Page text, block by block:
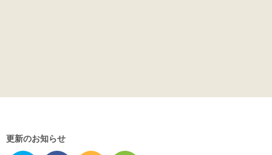
更新のお知らせ